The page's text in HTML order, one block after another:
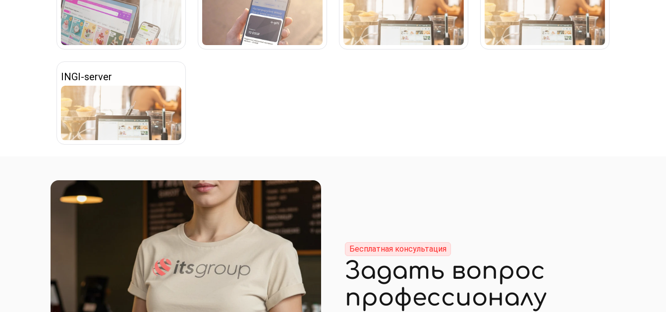
INGI-server
Бесплатная консультация
Задать вопрос
профессионалу